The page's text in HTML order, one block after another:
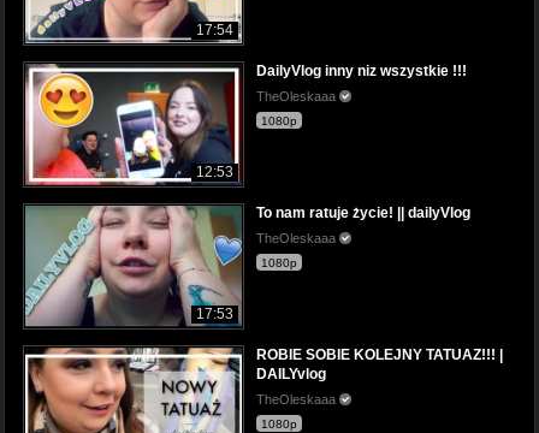
17:54
12:53
DailyVlog inny niz wszystkie !!!
TheOleskaaa
1080p
17:53
To nam ratuje życie! || dailyVlog
TheOleskaaa
1080p
ROBIE SOBIE KOLEJNY TATUAZ!!! |
DAILYvlog
TheOleskaaa
1080p